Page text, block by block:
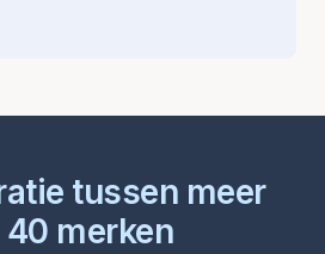
tussen meer
40 merken